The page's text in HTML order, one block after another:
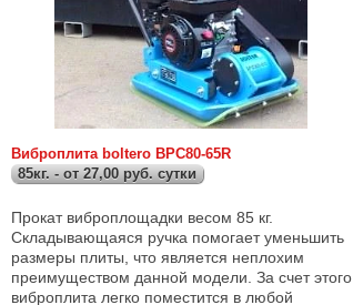
Виброплита boltero BPC80-65R
85кг. - от 27,00 руб. сутки
Прокат виброплощадки весом 85 кг.
Складывающаяся ручка помогает уменьшить
размеры плиты, что является неплохим
преимуществом данной модели. За счет этого
виброплита легко поместится в любой